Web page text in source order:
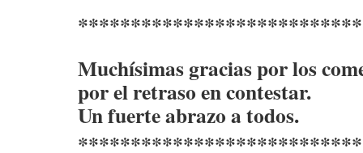
***************************
Muchísimas gracias por los
por el retraso en contestar.
Un fuerte abrazo a todos.
***************************